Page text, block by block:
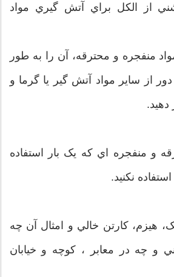
از الکل براي آتش گيري مواد
منفجره و محترقه، آن را به طور
از ساير مواد آتش گير يا گرما و
دهيد.
و منفجره اي که يک بار استفاده
نکنيد.
هيزم، کارتن خالي و امثال آن چه
و چه در معابر ، کوچه و خيابان